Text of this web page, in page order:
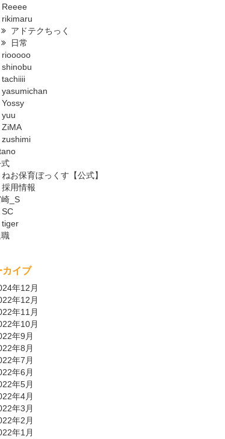
Reeee
rikimaru
アドテクちっく
日常
riooooo
shinobu
tachiiii
yasumichan
Yossy
yuu
ZiMA
zushimi
ねお保育ぼっくす【公式】
採用情報
_S
SC
tiger
カイブ
年12月
年12月
年11月
年10月
年9月
年8月
年7月
年6月
年5月
年4月
年3月
年2月
年1月